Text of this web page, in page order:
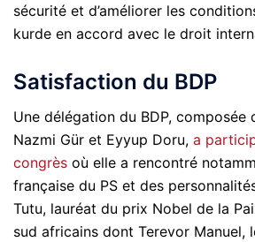
sécurité et d’améliorer les
kurde en accord avec le droit
Satisfaction du BDP
Une délégation du BDP, composée
Nazmi Gür et Eyyup Doru, a
congrès où elle a rencontré
française du PS et des
Tutu, lauréat du prix Nobel de la
sud africains dont Terevor Manuel,